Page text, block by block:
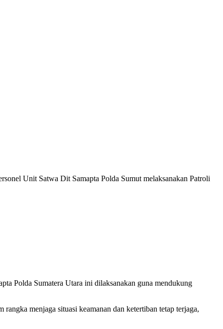
Unit Satwa Dit Samapta Polda Sumut melaksanakan Patroli
Polda Sumatera Utara ini dilaksanakan guna mendukung
menjaga situasi keamanan dan ketertiban tetap terjaga,